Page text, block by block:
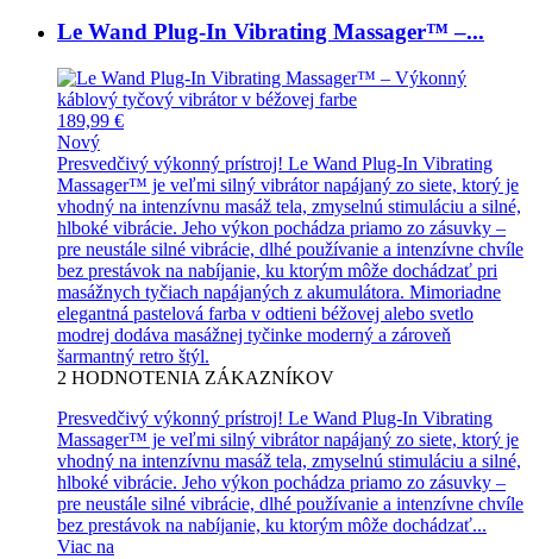
Le Wand Plug-In Vibrating Massager™ –...
189,99 €
Nový
Presvedčivý výkonný prístroj! Le Wand Plug-In Vibrating
Massager™ je veľmi silný vibrátor napájaný zo siete, ktorý je
vhodný na intenzívnu masáž tela, zmyselnú stimuláciu a silné,
hlboké vibrácie. Jeho výkon pochádza priamo zo zásuvky –
pre neustále silné vibrácie, dlhé používanie a intenzívne chvíle
bez prestávok na nabíjanie, ku ktorým môže dochádzať pri
masážnych tyčiach napájaných z akumulátora. Mimoriadne
elegantná pastelová farba v odtieni béžovej alebo svetlo
modrej dodáva masážnej tyčinke moderný a zároveň
šarmantný retro štýl.
2 HODNOTENIA ZÁKAZNÍKOV
Presvedčivý výkonný prístroj! Le Wand Plug-In Vibrating
Massager™ je veľmi silný vibrátor napájaný zo siete, ktorý je
vhodný na intenzívnu masáž tela, zmyselnú stimuláciu a silné,
hlboké vibrácie. Jeho výkon pochádza priamo zo zásuvky –
pre neustále silné vibrácie, dlhé používanie a intenzívne chvíle
bez prestávok na nabíjanie, ku ktorým môže dochádzať...
Viac na